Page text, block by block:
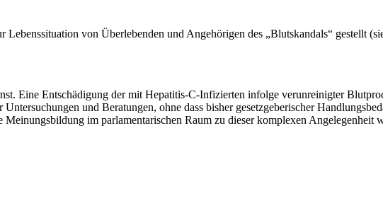
Lebenssituation von Überlebenden und Angehörigen des „Blutskandals“ gestellt
Eine Entschädigung der mit Hepatitis-C-Infizierten infolge verunreinigter
Untersuchungen und Beratungen, ohne dass bisher gesetzgeberischer
Meinungsbildung im parlamentarischen Raum zu dieser komplexen Angelegenheit